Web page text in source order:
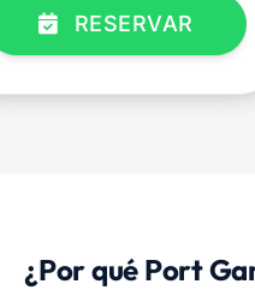
RESERVAR
¿Por qué Port